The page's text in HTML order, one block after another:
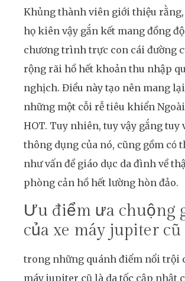
Khủng thành viên giới thiệu rằng,
họ kiên vậy gắn kết mang đồng
chương trình trực con cái đường
rộng rãi hồ hết khoản thu nhập
nghịch. Điều này tạo nên mang
những một cỗi rễ tiêu khiển
HOT. Tuy nhiên, tuy vậy gắng tuy
thông dụng của nó, cũng gồm có
như vấn đề giáo dục da đình về
phòng cản hồ hết lường hòn đảo.
Ưu điểm ưa chuộng
của xe máy jupiter cũ
trong những quánh điểm nổi trội
máy jupiter cũ là da tốc cập nhật